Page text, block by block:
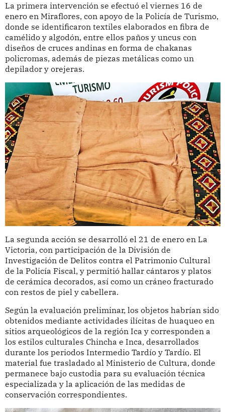
La primera intervención se efectuó el viernes 16 de
enero en Miraflores, con apoyo de la Policía de Turismo,
donde se identificaron textiles elaborados en fibra de
camélido y algodón, entre ellos paños y uncus con
diseños de cruces andinas en forma de chakanas
policromas, además de piezas metálicas como un
depilador y orejeras.
La segunda acción se desarrolló el 21 de enero en La
Victoria, con participación de la División de
Investigación de Delitos contra el Patrimonio Cultural
de la Policía Fiscal, y permitió hallar cántaros y platos
de cerámica decorados, así como un cráneo fracturado
con restos de piel y cabellera.
Según la evaluación preliminar, los objetos habrían sido
obtenidos mediante actividades ilícitas de huaqueo en
sitios arqueológicos de la región Ica y corresponden a
los estilos culturales Chincha e Inca, desarrollados
durante los periodos Intermedio Tardío y Tardío. El
material fue trasladado al Ministerio de Cultura, donde
permanece bajo custodia para su evaluación técnica
especializada y la aplicación de las medidas de
conservación correspondientes.